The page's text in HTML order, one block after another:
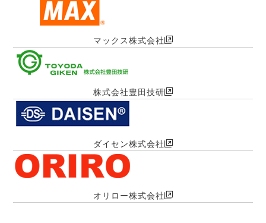
マックス株式会社
株式会社豊田技研
ダイセン株式会社
オリロー株式会社